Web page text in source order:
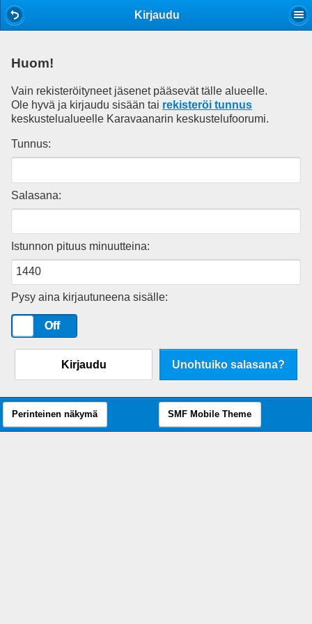
Kirjaudu
Huom!
Vain rekisteröityneet jäsenet pääsevät tälle alueelle.
Ole hyvä ja kirjaudu sisään tai rekisteröi tunnus
keskustelualueelle Karavaanarin keskustelufoorumi.
Tunnus:
Salasana:
Istunnon pituus minuutteina:
Pysy aina kirjautuneena sisälle:
Off
Kirjaudu Unohtuiko salasana?
Perinteinen näkymä SMF Mobile Theme